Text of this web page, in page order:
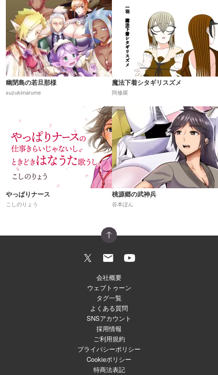
幽閉島の若旦那様
suzukimarume
魔法下着シタギリスズメ
阿修羅
やっぱりナース
こしのりょう
桃源郷の武神兵
谷本ぼん
会社概要
ウェブトゥーン
タグ一覧
よくある質問
SNSアカウント
採用情報
ご利用規約
プライバシーポリシー
Cookieポリシー
特商法表記